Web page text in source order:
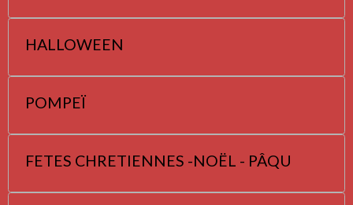
HALLOWEEN
POMPEÏ
FETES CHRETIENNES -NOËL - PÂQU